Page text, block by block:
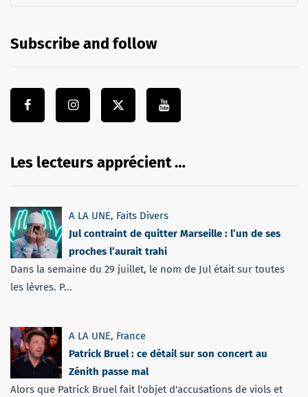
Subscribe and follow
Les lecteurs apprécient …
A LA UNE, Faits Divers
Jul contraint de quitter Marseille : l’un de ses
proches l’aurait trahi
Dans la semaine du 29 juillet, le nom de Jul était sur toutes
les lèvres. P...
A LA UNE, France
Patrick Bruel : ce détail sur son concert au
Zénith passe mal
Alors que Patrick Bruel fait l'objet d'accusations de viols et